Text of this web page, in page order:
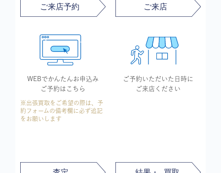
WEBでかんたんお申込み
ご予約はこちら
※出張買取をご希望の際は、予
約フォームの備考欄に必ず追記
をお願いします
ご予約いただいた 日時に
ご来店ください